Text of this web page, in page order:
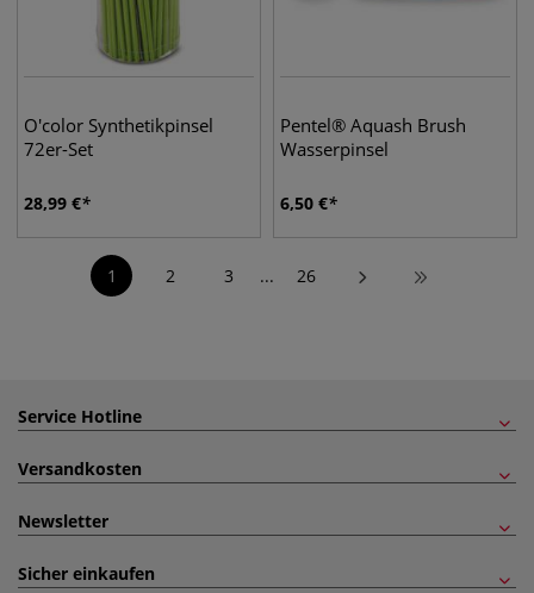
O'color Synthetikpinsel
72er-Set
28,99 €
Pentel® Aquash Brush
Wasserpinsel
6,50 €
1 2 3 ... 26
Service Hotline
Versandkosten
Newsletter
Sicher einkaufen